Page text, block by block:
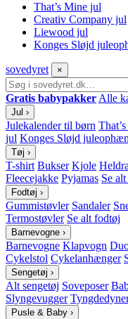
That’s Mine jul
Creativ Company jul
Liewood jul
Konges Sløjd
sovedyret ×
Gratis babypakker Alle
Jul ›
Julekalender til børn
jul Konges Sløjd
Tøj ›
T-shirt Bukser Kjole
Fleecejakke Pyjamas Se
Fodtøj ›
Gummistøvler Sandaler
Termostøvler Se alt fodtøj
Barnevogne ›
Barnevogne Klapvogn
Cykelstol Cykelanhænger
Sengetøj ›
Alt sengetøj Soveposer
Slyngevugger
Pusle & Baby ›